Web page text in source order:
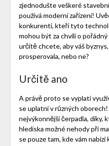
zjednodušte veškeré
používá moderní zařízení!
konkurenti, kteří tyto
mohou být za chvíli o
určitě chcete, aby váš
prosperovala, nebo ne?
Určitě ano
A právě proto se vyplatí
se uplatní v různých
nejvýkonnější čerpadla, díky,
hlediska možné nehody při
se pouze tam, kde vám